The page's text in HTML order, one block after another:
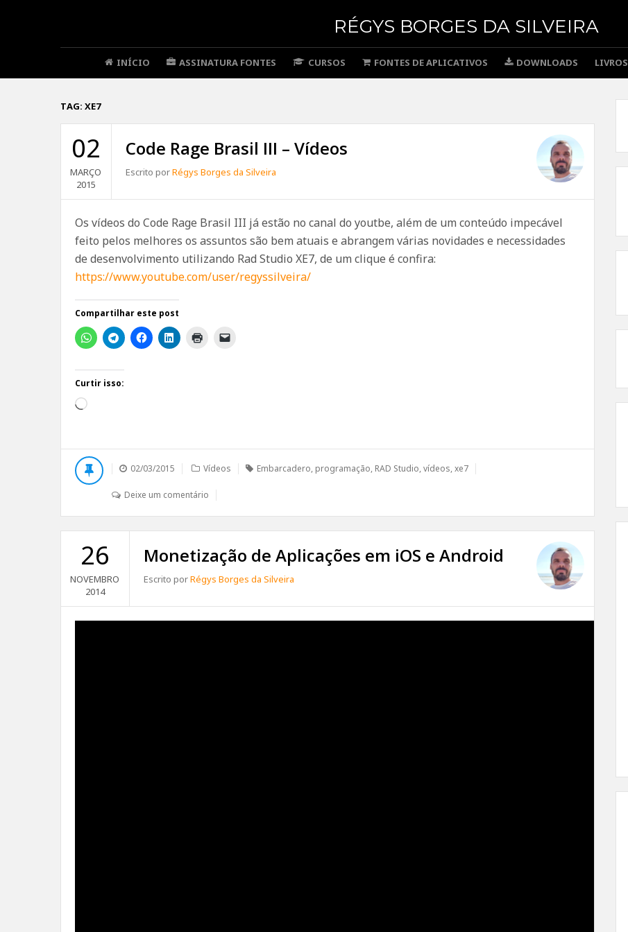
RÉGYS BORGES DA SILVEIRA
INÍCIO ASSINATURA FONTES CURSOS FONTES DE APLICATIVOS DOWNLOADS LIVROS
TAG: XE7
02
MARÇO
2015
Code Rage Brasil III – Vídeos
Escrito porRégys Borges da Silveira
Os vídeos do Code Rage Brasil III já estão no canal do youtbe, além de um conteúdo impecável
feito pelos melhores os assuntos são bem atuais e abrangem várias novidades e necessidades
de desenvolvimento utilizando Rad Studio XE7, de um clique é confira:
https://www.youtube.com/user/regyssilveira/
Compartilhar este post
Curtir isso:
Carregando...
02/03/2015 Vídeos Embarcadero, programação, RAD Studio,vídeos,xe7
Deixe um comentário
26
NOVEMBRO
2014
Monetização de Aplicações em iOS e Android
Escrito porRégys Borges da Silveira